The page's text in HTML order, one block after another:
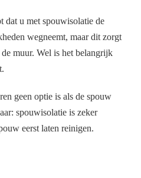
dat u met spouwisolatie de
wegneemt, maar dit zorgt
muur. Wel is het belangrijk
geen optie is als de spouw
spouwisolatie is zeker
eerst laten reinigen.